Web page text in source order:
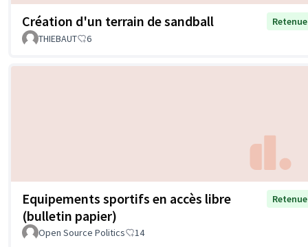
Création d'un terrain de sandball
Retenue
THIEBAUT
6
Equipements sportifs en accès libre
(bulletin papier)
Retenue
Open Source Politics 14